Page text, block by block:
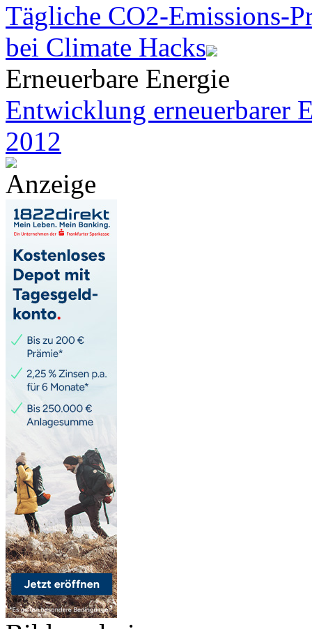
Tägliche CO2-Emissions-
bei Climate Hacks
Erneuerbare Energie
Entwicklung erneuerbarer
2012
Anzeige